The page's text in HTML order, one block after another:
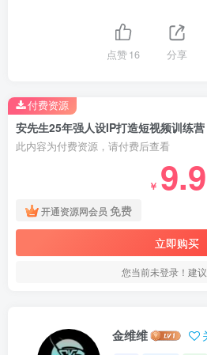
点赞16 分享
安先生25年强人设IP打造短视频训练营
此内容为付费资源，请付费后查看
￥ 9.9
开通资源网会员 免费
立即购买
您当前未登录！建
付费资源
金维维